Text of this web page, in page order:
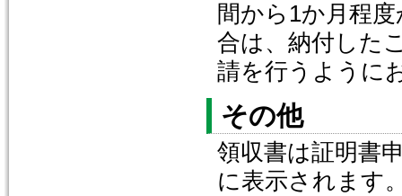
間から1か月程
合は、納付した
請を行うように
その他
領収書は証明書
に表示されます